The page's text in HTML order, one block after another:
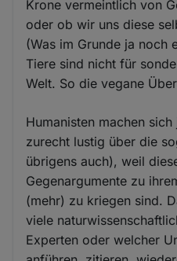
Krone vermeintlich von
oder ob wir uns diese
(Was im Grunde ja noch
Tiere sind nicht für
Welt. So die vegane
Humanisten machen
zurecht lustig über die
übrigens auch), weil
Gegenargumente zu
(mehr) zu kriegen sind.
viele
Experten oder welcher